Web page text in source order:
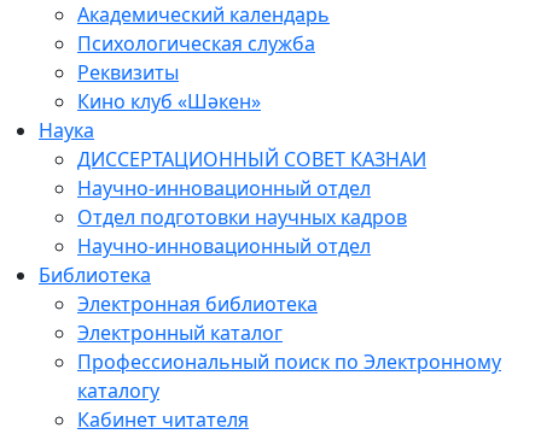
Академический календарь
Психологическая служба
Реквизиты
Кино клуб «Шәкен»
Наука
ДИССЕРТАЦИОННЫЙ СОВЕТ КАЗНАИ
Научно-инновационный отдел
Отдел подготовки научных кадров
Научно-инновационный отдел
Библиотека
Электронная библиотека
Электронный каталог
Профессиональный поиск по Электронному
каталогу
Кабинет читателя